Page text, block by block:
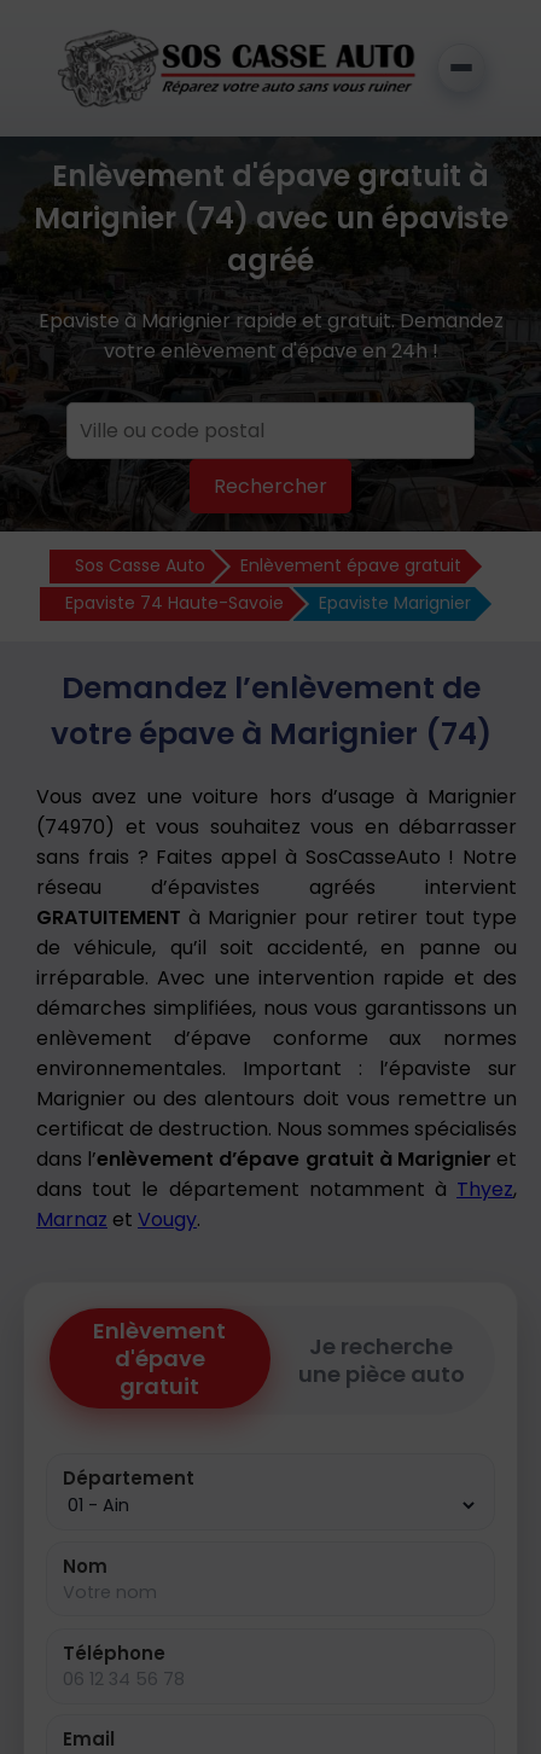
Enlèvement d'épave gratuit à
Marignier (74) avec un épaviste
agréé
Epaviste à Marignier rapide et gratuit. Demandez
votre enlèvement d'épave en 24h !
Rechercher
Sos Casse Auto
Enlèvement épave gratuit
Epaviste 74 Haute-Savoie
Epaviste Marignier
Demandez l’enlèvement de
votre épave à Marignier (74)
Vous avez une voiture hors d’usage à Marignier
(74970) et vous souhaitez vous en débarrasser
sans frais ? Faites appel à SosCasseAuto ! Notre
réseau d’épavistes agréés intervient
GRATUITEMENT à Marignier pour retirer tout type
de véhicule, qu’il soit accidenté, en panne ou
irréparable. Avec une intervention rapide et des
démarches simplifiées, nous vous garantissons un
enlèvement d’épave conforme aux normes
environnementales. Important : l’épaviste sur
Marignier ou des alentours doit vous remettre un
certificat de destruction. Nous sommes spécialisés
dans l’enlèvement d’épave gratuit à Marignier et
dans tout le département notamment à Thyez,
Marnaz et Vougy.
Enlèvement
d'épave
gratuit
Je recherche
une pièce auto
Département
Nom
Téléphone
Email